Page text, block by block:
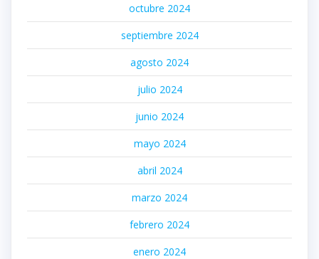
octubre 2024
septiembre 2024
agosto 2024
julio 2024
junio 2024
mayo 2024
abril 2024
marzo 2024
febrero 2024
enero 2024